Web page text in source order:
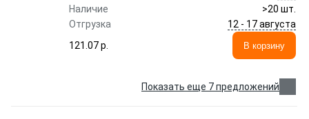
Наличие
>20 шт.
Отгрузка
12 - 17 августа
121.07 p.
В корзину
Показать еще 7 предложений